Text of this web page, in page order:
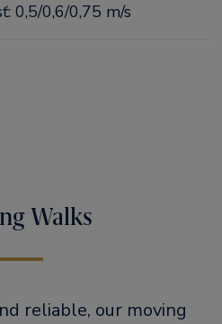
0,5/0,6/0,75 m/s
Walks
reliable, our moving